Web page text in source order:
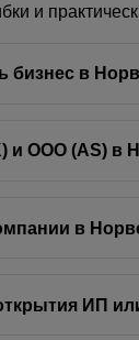
и
бизнес в
и ООО (AS) в
в
ИП